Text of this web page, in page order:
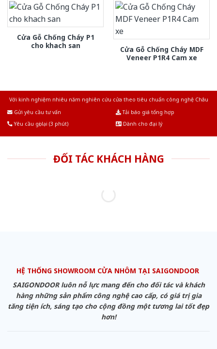
Cửa Gỗ Chống Cháy P1
cho khach san
Cửa Gỗ Chống Cháy MDF
Veneer P1R4 Cam xe
Với kinh nghiệm nhiêu năm nghiên cứu cửa theo tiêu chuẩn công nghệ Châu
Gửi yêu cầu tư vấn
Tải báo giá tổng hợp
Yêu cầu gọi lại (3 phút)
Dành cho đại lý
ĐỐI TÁC KHÁCH HÀNG
HỆ THỐNG SHOWROOM CỬA NHÔM TẠI SAIGONDOOR
SAIGONDOOR luôn nỗ lực mang đến cho đối tác và khách
hàng những sản phẩm công nghệ cao cấp, có giá trị gia
tăng tiện ích, sáng tạo cho cộng đồng một tương lai tốt đẹp
hơn!